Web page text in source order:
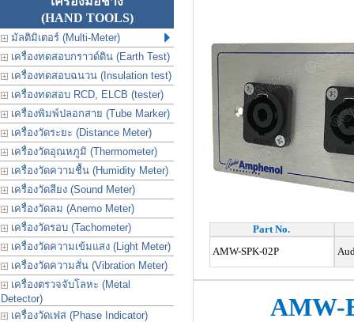
(HAND TOOLS)
มัลติมิเตอร์ (Multi-Meter)
เครื่องทดสอบกราวด์ดิน (Earth Test)
เครื่องทดสอบฉนวน (Insulation test)
เครื่องทดสอบ RCD, ELCB (tester)
เครื่องพิมพ์ปลอกสาย (Tube Marker)
เครื่องวัดระยะ (Distance Meter)
เครื่องวัดอุณหภูมิ (Thermometer)
เครื่องวัดความชื้น (Humidity Meter)
เครื่องวัดสียง (Sound Meter)
เครื่องวัดลม (Anemo Meter)
เครื่องวัดรอบ (Tachometer)
เครื่องวัดความเข้มแสง (Light Meter)
เครื่องวัดความสั่น (Vibration Meter)
เครื่องตรวจจับโลหะ (Metal
Detector)
เครื่องวัดเฟส (Phase Indicator)
Part No.
AMW-SPK-02P
AMW-